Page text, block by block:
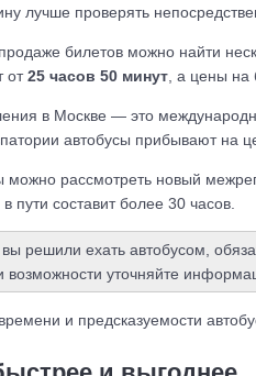
лучше проверять
билетов можно найти
от25 часов 50 минут , а цены
в Москве — это
автобусы прибывают на
можно рассмотреть новый
пути составит более 30 часов.
решили ехать автобусом,
возможности уточняйте
и предсказуемости